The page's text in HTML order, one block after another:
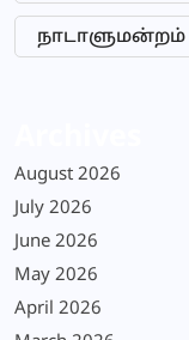
நாடாளுமன்றம்
August 2026
July 2026
June 2026
May 2026
April 2026